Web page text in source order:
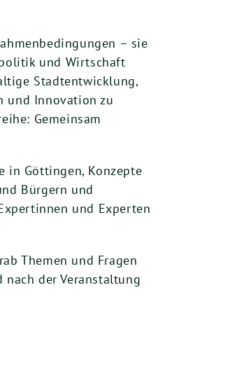
– sie
und Wirtschaft
Stadtentwicklung,
und Innovation zu
Gemeinsam
in Göttingen, Konzepte
Bürgern und
und Experten
Themen und Fragen
nach der Veranstaltung